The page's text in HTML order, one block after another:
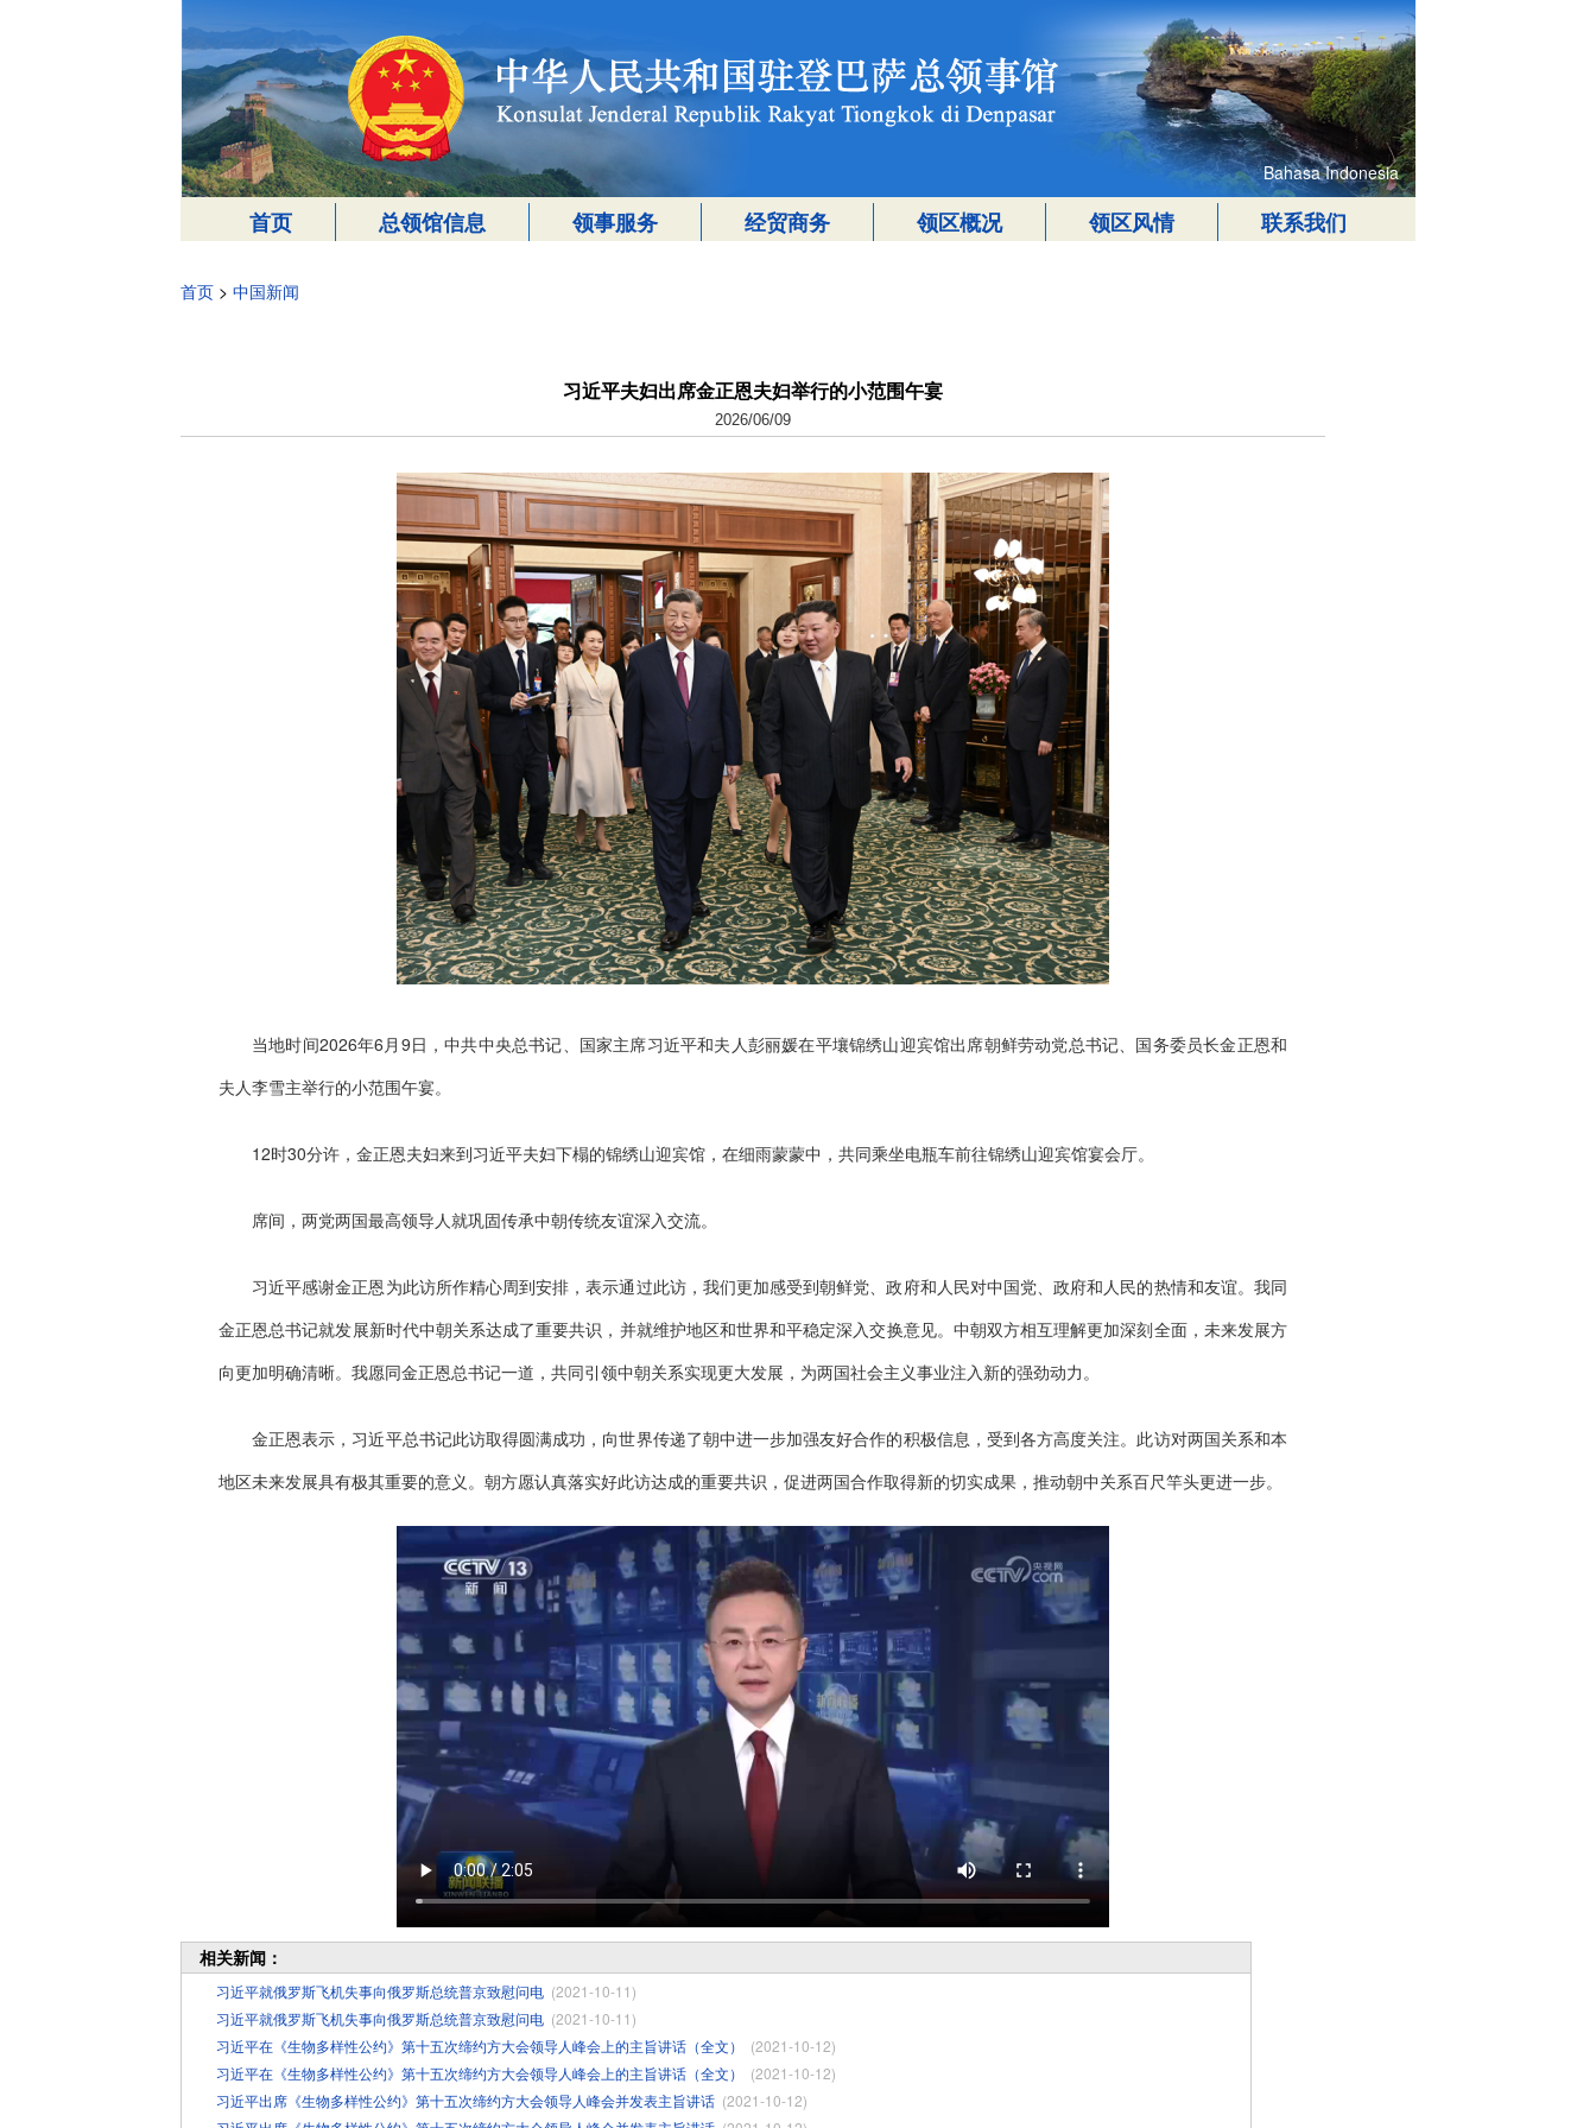
Bahasa Indonesia
首页 总领馆信息 领事服务 经贸商务 领区概况 领区风情 联系我们
首页 > 中国新闻
习近平夫妇出席金正恩夫妇举行的小范围午宴
2026/06/09
当地时间2026年6月9日，中共中央总书记、国家主席习近平和夫人彭丽媛在平壤锦绣山迎宾馆出席朝鲜劳动党总书记、国务委员长金正恩和
夫人李雪主举行的小范围午宴。
12时30分许，金正恩夫妇来到习近平夫妇下榻的锦绣山迎宾馆，在细雨蒙蒙中，共同乘坐电瓶车前往锦绣山迎宾馆宴会厅。
席间，两党两国最高领导人就巩固传承中朝传统友谊深入交流。
习近平感谢金正恩为此访所作精心周到安排，表示通过此访，我们更加感受到朝鲜党、政府和人民对中国党、政府和人民的热情和友谊。我同
金正恩总书记就发展新时代中朝关系达成了重要共识，并就维护地区和世界和平稳定深入交换意见。中朝双方相互理解更加深刻全面，未来发展方
向更加明确清晰。我愿同金正恩总书记一道，共同引领中朝关系实现更大发展，为两国社会主义事业注入新的强劲动力。
金正恩表示，习近平总书记此访取得圆满成功，向世界传递了朝中进一步加强友好合作的积极信息，受到各方高度关注。此访对两国关系和本
地区未来发展具有极其重要的意义。朝方愿认真落实好此访达成的重要共识，促进两国合作取得新的切实成果，推动朝中关系百尺竿头更进一步。
相关新闻：
习近平就俄罗斯飞机失事向俄罗斯总统普京致慰问电 (2021-10-11)
习近平就俄罗斯飞机失事向俄罗斯总统普京致慰问电 (2021-10-11)
习近平在《生物多样性公约》第十五次缔约方大会领导人峰会上的主旨讲话（全文）
(2021-10-12)
习近平在《生物多样性公约》第十五次缔约方大会领导人峰会上的主旨讲话（全文）
(2021-10-12)
习近平出席《生物多样性公约》第十五次缔约方大会领导人峰会并发表主旨讲话 (2021-10-12)